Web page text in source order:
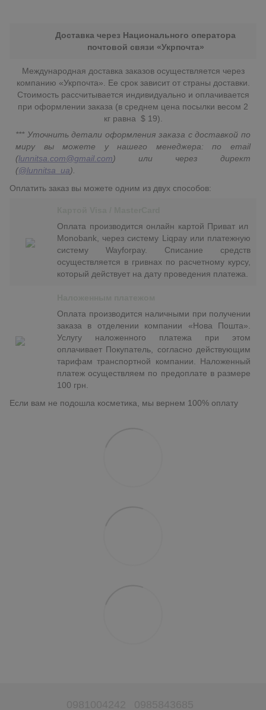
Доставка через Национального оператора
почтовой связи «Укрпочта»
Международная доставка заказов осуществляется через
компанию «Укрпочта». Ее срок зависит от страны доставки.
Стоимость рассчитывается индивидуально и оплачивается
при оформлении заказа (в среднем цена посылки весом 2
кг равна $ 19).
*** Уточнить детали оформления заказа с доставкой по
миру вы можете у нашего менеджера: по email
(lunnitsa.com@gmail.com) или через директ
(@lunnitsa_ua).
Оплатить заказ вы можете одним из двух способов:
Оплата производится онлайн картой Приват ил
Monobank, через систему Liqpay или платежную
систему Wayforpay. Списание средств
осуществляется в гривнах по расчетному курсу,
который действует на дату проведения платежа.
Оплата производится наличными при получении
заказа в отделении компании «Нова Пошта».
Услугу наложенного платежа при этом
оплачивает Покупатель, согласно действующим
тарифам транспортной компании. Наложенный
платеж осуществляем по предоплате в размере
100 грн.
Если вам не подошла косметика, мы вернем 100% оплату